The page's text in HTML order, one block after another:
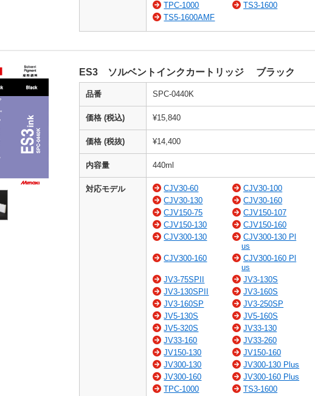
TPC-1000
TS3-1600
TS5-1600AMF
ES3 ソルベントインクカートリッジ ブラック
品番 SPC-0440K
価格 (税込) ¥15,840
価格 (税抜) ¥14,400
内容量 440ml
対応モデル CJV30-60
CJV30-100
CJV30-130
CJV30-160
CJV150-75
CJV150-107
CJV150-130
CJV150-160
CJV300-130
CJV300-130 Pl
us
CJV300-160
CJV300-160 Pl
us
JV3-75SPII
JV3-130S
JV3-130SPII
JV3-160S
JV3-160SP
JV3-250SP
JV5-130S
JV5-160S
JV5-320S
JV33-130
JV33-160
JV33-260
JV150-130
JV150-160
JV300-130
JV300-130 Plus
JV300-160
JV300-160 Plus
TPC-1000
TS3-1600